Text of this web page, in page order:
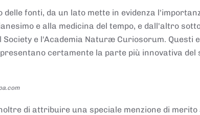
delle fonti, da un lato mette in evidenza
e alla medicina del tempo, e dall'altro
Society e l'Academia Naturæ Curiosorum. Questi
certamente la parte più innovativa del
di attribuire una speciale menzione di